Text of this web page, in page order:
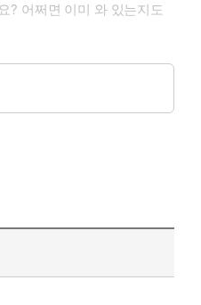
? 어쩌면 이미 와 있는지도